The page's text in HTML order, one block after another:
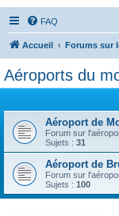
FAQ
Accueil Forums sur
Aéroports du
Aéroport de
Forum sur
Sujets : 31
Aéroport de
Forum sur
Sujets : 100